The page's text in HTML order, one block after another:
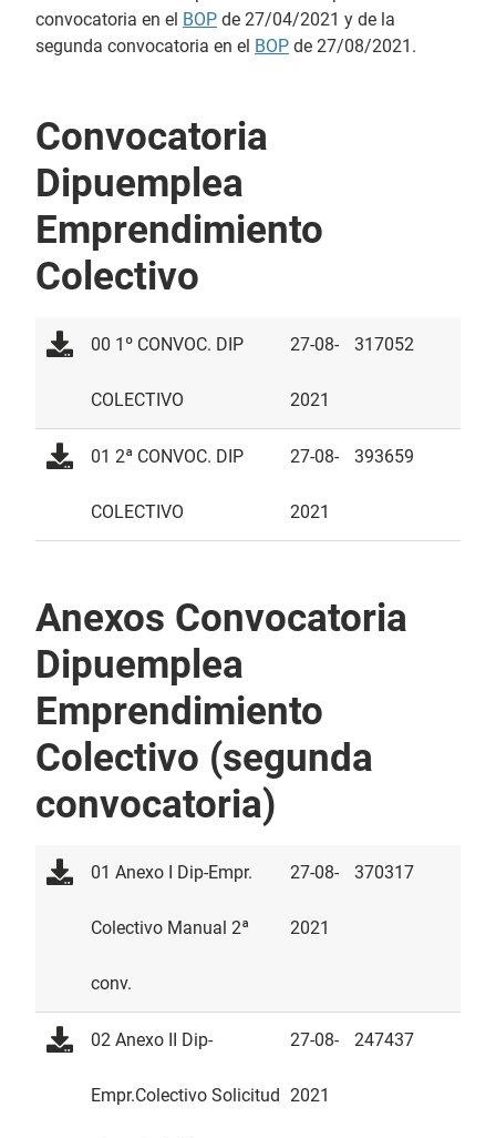
convocatoria en el BOP de 27/04/2021 y de la
segunda convocatoria en el BOP de 27/08/2021.
Convocatoria
Dipuemplea
Emprendimiento
Colectivo
00 1º CONVOC. DIP
COLECTIVO
27-08-
2021
317052
01 2ª CONVOC. DIP
COLECTIVO
27-08-
2021
393659
Anexos Convocatoria
Dipuemplea
Emprendimiento
Colectivo (segunda
convocatoria)
01 Anexo I Dip-Empr.
Colectivo Manual 2ª
conv.
27-08-
2021
370317
02 Anexo II Dip-
Empr.Colectivo Solicitud
27-08-
2021
247437